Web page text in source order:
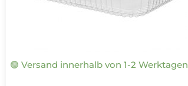
🟢 Versand innerhalb von 1-2 Werktagen